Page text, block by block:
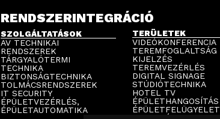
RENDSZERINTEGRÁCIÓ
SZOLGÁLTATÁSOK
AV TECHNIKAI
RENDSZEREK
TÁRGYALÓTERMI
TECHNIKA
BIZTONSÁGTECHNIKA
TOLMÁCSRENDSZEREK
IT SECURITY
ÉPÜLETVEZÉRLÉS,
ÉPÜLETAUTOMATIKA
TERÜLETEK
VIDEÓKONFERENCIA
TEREMFOGLALTSÁG
KIJELZÉS
TEREMVEZÉRLÉS
DIGITAL SIGNAGE
STÚDIÓTECHNIKA
HOTEL TV
ÉPÜLETHANGOSÍTÁS
ÉPÜLETFELÜGYELET